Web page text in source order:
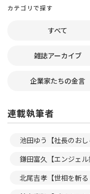
カテゴリで探す
すべて
雑誌アーカイブ
企業家たちの金言
連載執筆者
池田ゆう【社長のおし
鎌田富久【エンジェル
北尾吉孝【世相を斬る